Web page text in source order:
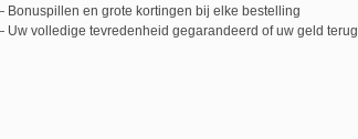
Bonuspillen en grote kortingen bij elke bestelling
Uw volledige tevredenheid gegarandeerd of uw geld terug